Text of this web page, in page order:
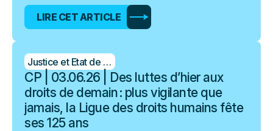
LIRE CET ARTICLE
Justice et Etat de droit
CP | 03.06.26 | Des luttes d’hier aux
droits de demain : plus vigilante que
jamais, la Ligue des droits humains fête
ses 125 ans